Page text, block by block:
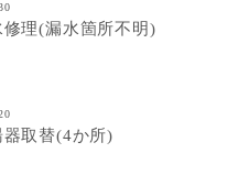
理(漏水箇所不明)
取替(4か所)